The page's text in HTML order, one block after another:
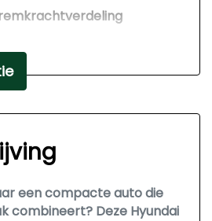
in hoogte verstelbaar
achter
voor
een compacte auto die
combineert? Deze Hyundai